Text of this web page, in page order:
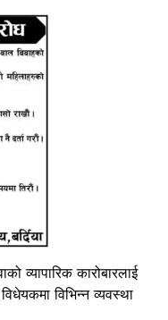
व्यापारिक कारोबारलाई
विभिन्न व्यवस्था